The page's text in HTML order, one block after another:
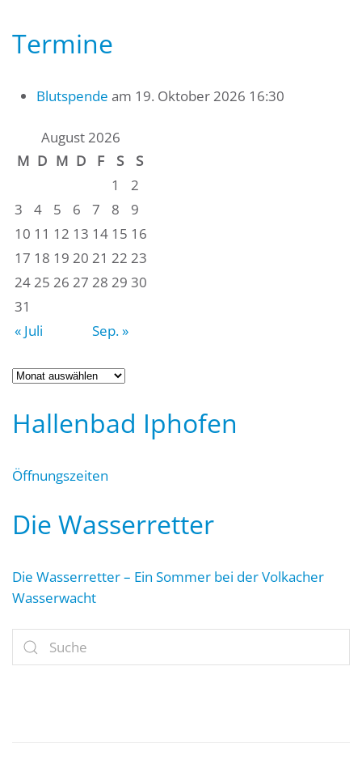
Termine
Blutspende am 19. Oktober 2026 16:30
August 2026
M D M D F S
S
1
2
3
4 5 6 7 8
9
10 11 12 13 14 15 16
17 18 19 20 21 22 23
2425 26 27 28 29 30
31
« Juli
Sep. »
Archiv
Hallenbad Iphofen
Öffnungszeiten
Die Wasserretter
Die Wasserretter – Ein Sommer bei der Volkacher
Wasserwacht